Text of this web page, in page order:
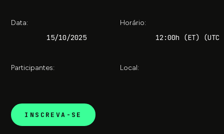
Data:
15/10/2025
Horário:
12:00h (ET)
Participantes: Local:
INSCREVA-SE